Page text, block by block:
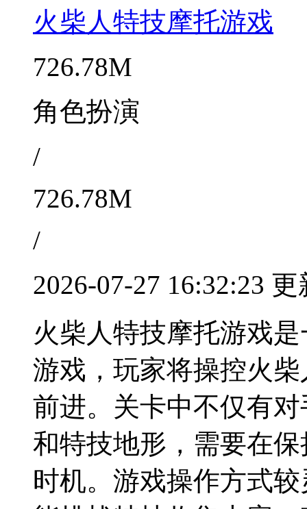
火柴人特技摩托游戏
726.78M
角色扮演
/
726.78M
/
2026-07-27 16:32:23 更
火柴人特技摩托游戏
游戏，玩家将操控火
前进。关卡中不仅有
和特技地形，需要在
时机。游戏操作方式